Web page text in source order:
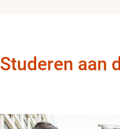
Studeren aan